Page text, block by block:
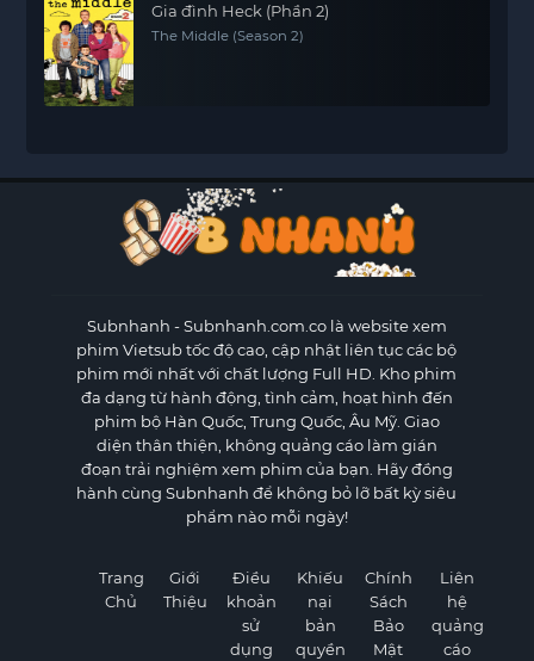
Gia đình Heck (Phần 2)
The Middle (Season 2)
Subnhanh - Subnhanh.com.co là website xem
phim Vietsub tốc độ cao, cập nhật liên tục các bộ
phim mới nhất với chất lượng Full HD. Kho phim
đa dạng từ hành động, tình cảm, hoạt hình đến
phim bộ Hàn Quốc, Trung Quốc, Âu Mỹ. Giao
diện thân thiện, không quảng cáo làm gián
đoạn trải nghiệm xem phim của bạn. Hãy đồng
hành cùng Subnhanh để không bỏ lỡ bất kỳ siêu
phẩm nào mỗi ngày!
Trang
Chủ
Giới
Thiệu
Điều
khoản
sử
dụng
Khiếu
nại
bản
quyền
Chính
Sách
Bảo
Mật
Liên
hệ
quảng
cáo